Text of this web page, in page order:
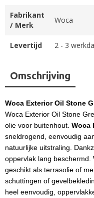
Omschrijving
Woca Exterior Oil Stone
Woca Exterior Oil Stone
olie voor buitenhout. Woca
sneldrogend, eenvoudig
natuurlijke uitstraling.
oppervlak lang beschermd.
geschikt als terrasolie of
schuttingen of
heel eenvoudig,
Fabrikant
/ Merk
Woca
Levertijd 2 - 3